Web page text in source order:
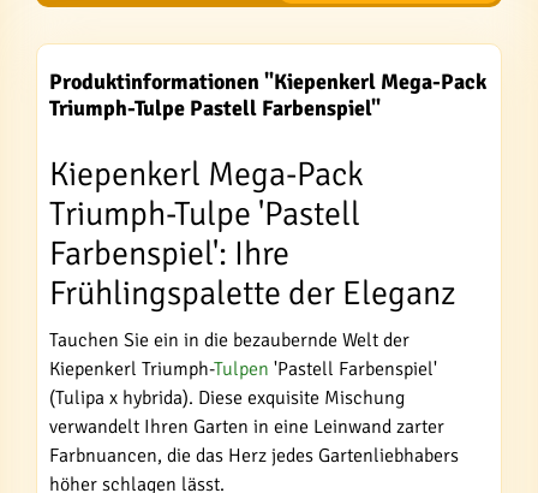
Produktinformationen "Kiepenkerl Mega-Pack
Triumph-Tulpe Pastell Farbenspiel"
Kiepenkerl Mega-Pack
Triumph-Tulpe 'Pastell
Farbenspiel': Ihre
Frühlingspalette der Eleganz
Tauchen Sie ein in die bezaubernde Welt der
Kiepenkerl Triumph-Tulpen 'Pastell Farbenspiel'
(Tulipa x hybrida). Diese exquisite Mischung
verwandelt Ihren Garten in eine Leinwand zarter
Farbnuancen, die das Herz jedes Gartenliebhabers
höher schlagen lässt.